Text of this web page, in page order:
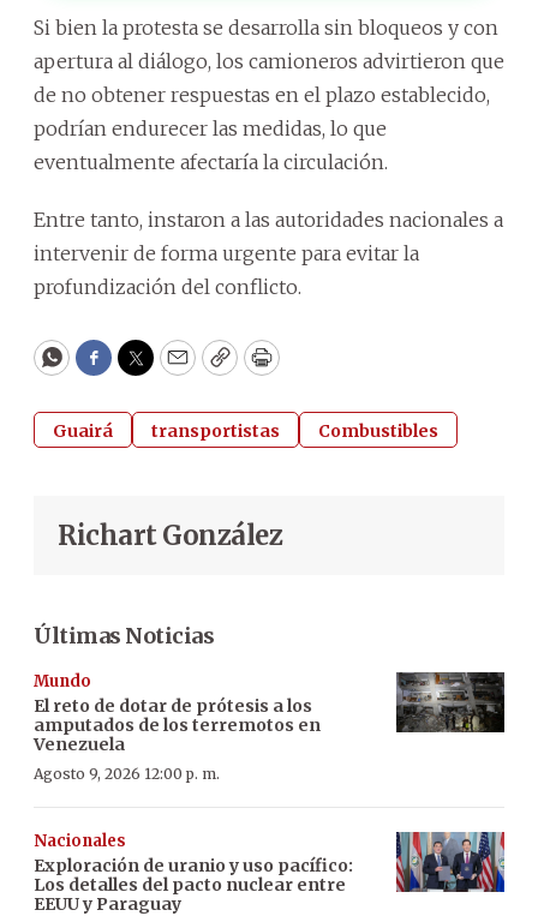
Si bien la protesta se desarrolla sin bloqueos y con
apertura al diálogo, los camioneros advirtieron que
de no obtener respuestas en el plazo establecido,
podrían endurecer las medidas, lo que
eventualmente afectaría la circulación.
Entre tanto, instaron a las autoridades nacionales a
intervenir de forma urgente para evitar la
profundización del conflicto.
WhatsApp
Facebook
Twitter
EmailCopyPrint
Guairá transportistas Combustibles
Richart González
Últimas Noticias
Mundo
El reto de dotar de prótesis a los
amputados de los terremotos en
Venezuela
Agosto 9, 2026 12:00 p. m.
Nacionales
Exploración de uranio y uso pacífico:
Los detalles del pacto nuclear entre
EEUU y Paraguay